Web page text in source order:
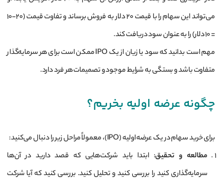
می‌تواند این سهام را با قیمت 20 دلار به فروش برساند و تفاوت قیمت (20-10
= 10 دلار) را به عنوان سود دریافت کند.
مهم است بدانید که سود یا زیان از یک IPO ممکن است برای هر سرمایه‌گذار
متفاوت باشد و بستگی به شرایط موجود و تصمیمات هر فرد دارد.
چگونه عرضه اولیه بخریم؟
برای خرید سهام در یک عرضه اولیه (IPO)، معمولاً مراحل زیر را دنبال می‌کنید:
مطالعه و تحقیق: ابتدا باید شرکت‌هایی که قصد دارید در آن‌ها
سرمایه‌گذاری کنید را بررسی کنید و تحلیل کنید. بررسی کنید که آیا شرکت